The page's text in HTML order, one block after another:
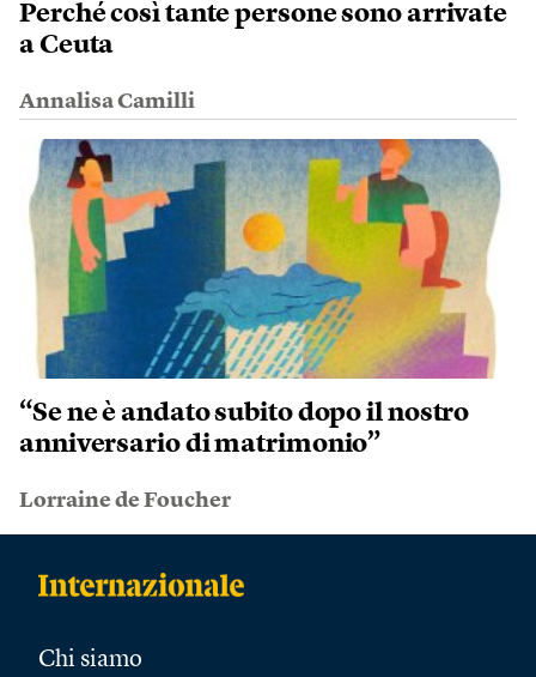
Perché così tante persone sono arrivate
a Ceuta
Annalisa Camilli
“Se ne è andato subito dopo il nostro
anniversario di matrimonio”
Lorraine de Foucher
Chi siamo